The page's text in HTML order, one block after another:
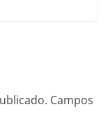
Campos